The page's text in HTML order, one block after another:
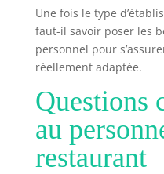
Une fois le type
faut-il savoir poser les
personnel pour
réellement adaptée.
Questions
au
restaurant